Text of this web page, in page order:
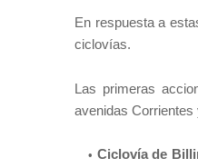
En respuesta a
ciclovías.
Las primeras
avenidas Corrientes
Ciclovía de